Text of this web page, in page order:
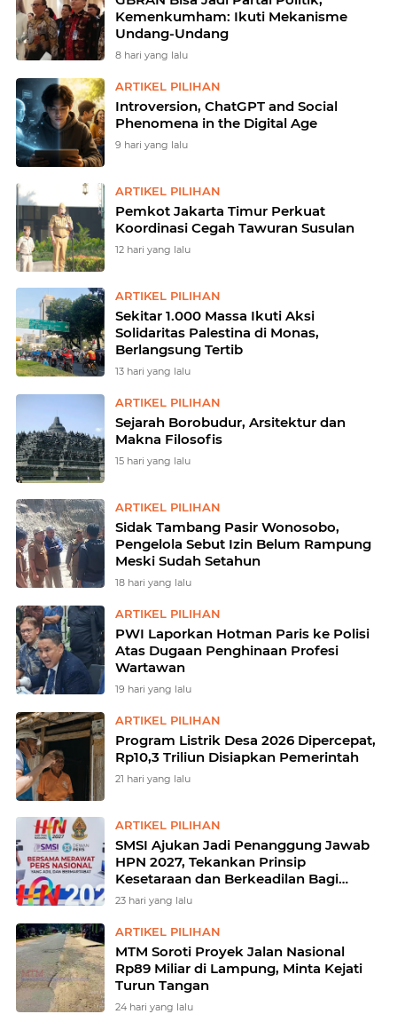
Kemenkumham: Ikuti Mekanisme
Undang-Undang
8 hari yang lalu
ARTIKEL PILIHAN
Introversion, ChatGPT and Social
Phenomena in the Digital Age
9 hari yang lalu
ARTIKEL PILIHAN
Pemkot Jakarta Timur Perkuat
Koordinasi Cegah Tawuran Susulan
12 hari yang lalu
ARTIKEL PILIHAN
Sekitar 1.000 Massa Ikuti Aksi
Solidaritas Palestina di Monas,
Berlangsung Tertib
13 hari yang lalu
ARTIKEL PILIHAN
Sejarah Borobudur, Arsitektur dan
Makna Filosofis
15 hari yang lalu
ARTIKEL PILIHAN
Sidak Tambang Pasir Wonosobo,
Pengelola Sebut Izin Belum Rampung
Meski Sudah Setahun
18 hari yang lalu
ARTIKEL PILIHAN
PWI Laporkan Hotman Paris ke Polisi
Atas Dugaan Penghinaan Profesi
Wartawan
19 hari yang lalu
ARTIKEL PILIHAN
Program Listrik Desa 2026 Dipercepat,
Rp10,3 Triliun Disiapkan Pemerintah
21 hari yang lalu
ARTIKEL PILIHAN
SMSI Ajukan Jadi Penanggung Jawab
HPN 2027, Tekankan Prinsip
Kesetaraan dan Berkeadilan Bagi
Konstituen Dewan Pers
23 hari yang lalu
ARTIKEL PILIHAN
MTM Soroti Proyek Jalan Nasional
Rp89 Miliar di Lampung, Minta Kejati
Turun Tangan
24 hari yang lalu